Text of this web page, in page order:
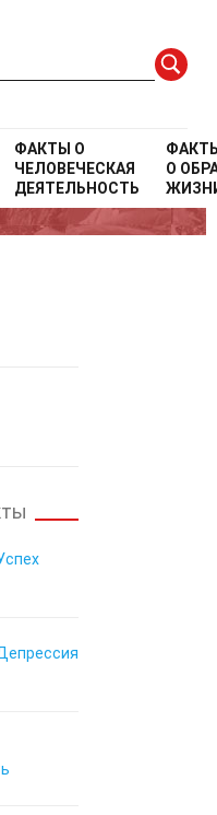
ФАКТЫ О
ЧЕЛОВЕЧЕСКАЯ
ДЕЯТЕЛЬНОСТЬ
О